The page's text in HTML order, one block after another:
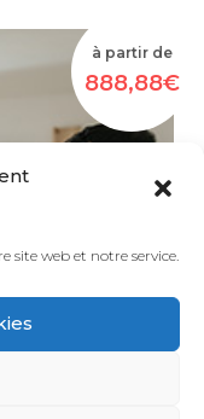
site web et notre service.
à partir de
888,88€